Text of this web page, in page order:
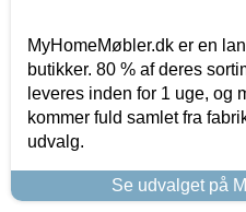
MyHomeMøbler.dk er en
butikker. 80 % af deres
leveres inden for 1 uge, og
kommer fuld samlet fra
udvalg.
Se udvalget på